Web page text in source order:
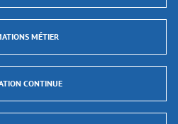
MÉTIER
CONTINUE